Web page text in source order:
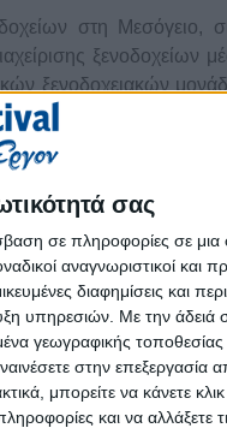
σας
σε πληροφορίες σε
αναγνωριστικοί και
διαφημίσεις και
υπηρεσιών. Με την άδειά
γεωγραφικής
στην επεξεργασία
μπορείτε να κάνετε κλικ
και να αλλάξετε
στη Μεσόγειο,
ξενοδοχείων
ξενοδοχειακών
του εμβληματικού The
προνομιούχα θέση με
σε ένα Domes Resort,
a number of new
Domes of Elounda,
a Luxury Collection
Domes of Corfu,